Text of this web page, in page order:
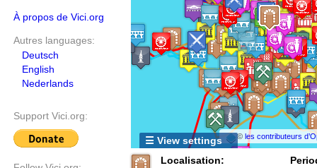
À propos de Vici.org
Autres languages:
Deutsch
English
Nederlands
Support Vici.org:
©les contributeurs
☰ View settings
Localisation: